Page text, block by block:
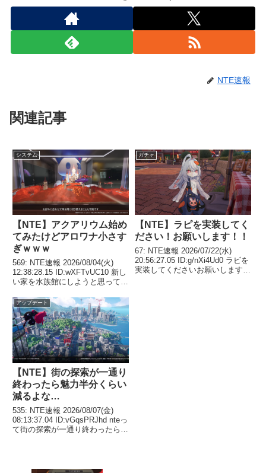
NTE速報
関連記事
システム
【NTE】アクアリウム始め
てみたけどアロワナ小さす
ぎｗｗｗ
569: NTE速報 2026/08/04(火)
12:38:28.15 ID:wXFTvUC10 新し
い家を水族館にしようと思って
ジオラマや消耗品買い込んだけ
ど、2kgのアロワナですら小さ過
ぎてコーヒー吹いた...
ガチャ
【NTE】ラピを実装してく
ださい！お願いします！！
67: NTE速報 2026/07/22(水)
20:56:27.05 ID:g/nXi4Ud0 ラビを
実装してくださいお願いします
アップデート
【NTE】街の探索が一通り
終わったら魅力半分くらい
減るよな…
535: NTE速報 2026/08/07(金)
08:13:37.04 ID:vGqsPRJhd nteっ
て街の探索が一通り終わったら魅
にあまり無い...